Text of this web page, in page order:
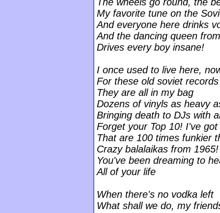
My favorite tune on the
And everyone here drinks
And the dancing queen
Drives every boy insane!
I once used to live here,
For these old soviet records
They are all in my bag
Dozens of vinyls as heavy
Bringing death to DJs with
Forget your Top 10! I've
That are 100 times funkier
Crazy balalaikas from 1965!
You've been dreaming to
All of your life
When there's no vodka left
What shall we do, my